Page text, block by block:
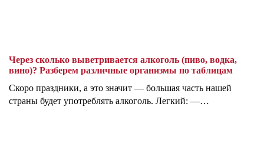
Через сколько выветривается алкоголь (пиво, водка,
вино)? Разберем различные организмы по таблицам
Скоро праздники, а это значит — большая часть нашей
страны будет употреблять алкоголь. Легкий: —…